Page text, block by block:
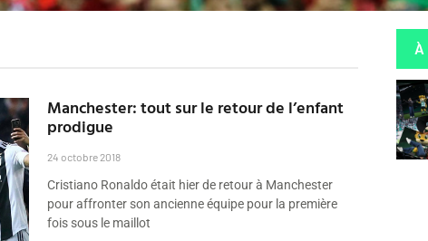
Manchester: tout sur le retour de l’enfant
prodigue
24 octobre 2018
Cristiano Ronaldo était hier de retour à Manchester
pour affronter son ancienne équipe pour la première
fois sous le maillot
À